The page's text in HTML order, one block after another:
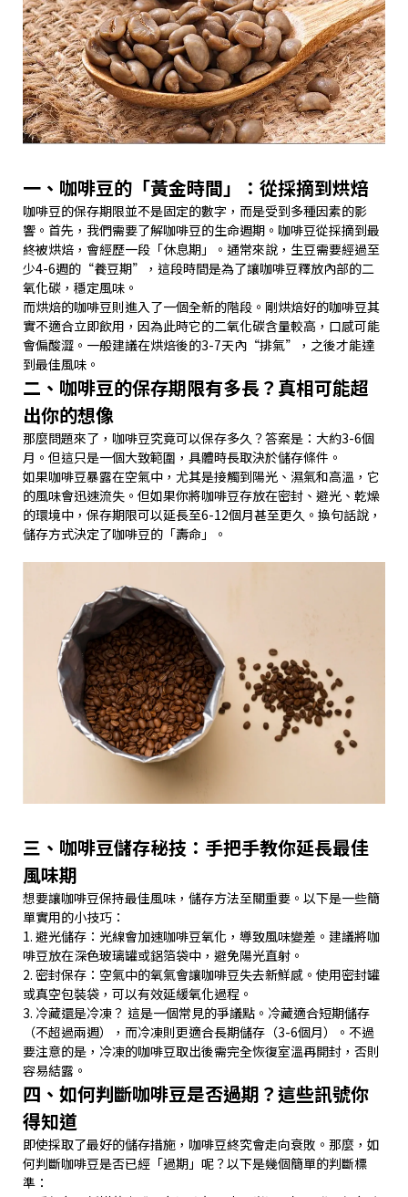
一、咖啡豆的「黃金時間」：從採摘到烘焙
咖啡豆的保存期限並不是固定的數字，而是受到多種因素的影
響。首先，我們需要了解咖啡豆的生命週期。咖啡豆從採摘到最
終被烘焙，會經歷一段「休息期」。通常來說，生豆需要經過至
少4-6週的“養豆期”，這段時間是為了讓咖啡豆釋放內部的二
氧化碳，穩定風味。
而烘焙的咖啡豆則進入了一個全新的階段。剛烘焙好的咖啡豆其
實不適合立即飲用，因為此時它的二氧化碳含量較高，口感可能
會偏酸澀。一般建議在烘焙後的3-7天內“排氣”，之後才能達
到最佳風味。
二、咖啡豆的保存期限有多長？真相可能超
出你的想像
那麼問題來了，咖啡豆究竟可以保存多久？答案是：大約3-6個
月。但這只是一個大致範圍，具體時長取決於儲存條件。
如果咖啡豆暴露在空氣中，尤其是接觸到陽光、濕氣和高溫，它
的風味會迅速流失。但如果你將咖啡豆存放在密封、避光、乾燥
的環境中，保存期限可以延長至6-12個月甚至更久。換句話說，
儲存方式決定了咖啡豆的「壽命」。
三、咖啡豆儲存秘技：手把手教你延長最佳
風味期
想要讓咖啡豆保持最佳風味，儲存方法至關重要。以下是一些簡
單實用的小技巧：
1. 避光儲存：光線會加速咖啡豆氧化，導致風味變差。建議將咖
啡豆放在深色玻璃罐或鋁箔袋中，避免陽光直射。
2. 密封保存：空氣中的氧氣會讓咖啡豆失去新鮮感。使用密封罐
或真空包裝袋，可以有效延緩氧化過程。
3. 冷藏還是冷凍？ 這是一個常見的爭議點。冷藏適合短期儲存
（不超過兩週），而冷凍則更適合長期儲存（3-6個月）。不過
要注意的是，冷凍的咖啡豆取出後需完全恢復室溫再開封，否則
容易結露。
四、如何判斷咖啡豆是否過期？這些訊號你
得知道
即使採取了最好的儲存措施，咖啡豆終究會走向衰敗。那麼，如
何判斷咖啡豆是否已經「過期」呢？以下是幾個簡單的判斷標
準：